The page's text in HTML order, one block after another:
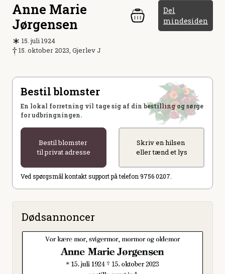
Anne Marie
Jørgensen
Del
mindesiden
15. juli 1924
15. oktober 2023, Gjerlev J
Bestil blomster
En lokal forretning vil tage sig af din bestilling og sørge
for udbringningen.
Bestil blomster
til privat adresse
Skriv en hilsen
eller tænd et lys
Ved spørgsmål kontakt support på telefon 9756 0207.
Dødsannoncer